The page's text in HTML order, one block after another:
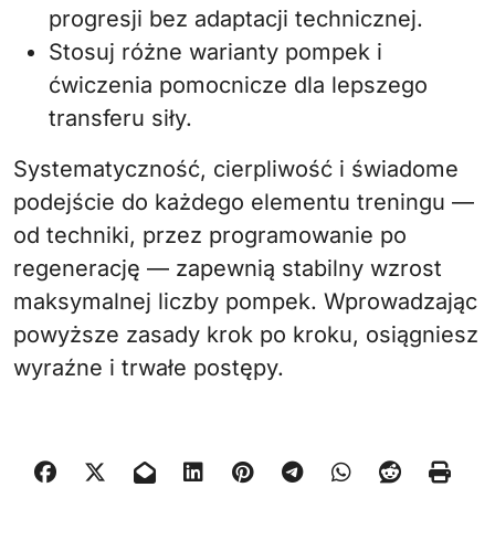
progresji bez adaptacji technicznej.
Stosuj różne warianty pompek i
ćwiczenia pomocnicze dla lepszego
transferu siły.
Systematyczność, cierpliwość i świadome
podejście do każdego elementu treningu —
od techniki, przez programowanie po
regenerację — zapewnią stabilny wzrost
maksymalnej liczby pompek. Wprowadzając
powyższe zasady krok po kroku, osiągniesz
wyraźne i trwałe postępy.